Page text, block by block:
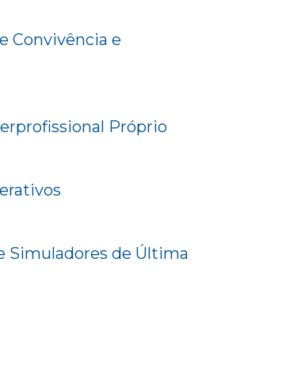
Convivência e
Próprio
Simuladores de Última